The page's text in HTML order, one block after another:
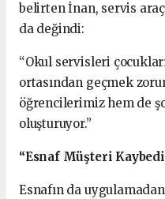
belirten İnan, servis
da değindi:
“Okul servisleri
ortasından geçmek
öğrencilerimiz hem de
oluşturuyor.”
“Esnaf Müşteri
Esnafın da